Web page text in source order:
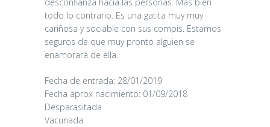
todo lo contrario. Es una gatita muy muy
cariñosa y sociable con sus compis. Estamos
seguros de que muy pronto alguien se
enamorará de ella.
Fecha de entrada: 28/01/2019
Fecha aprox nacimiento: 01/09/2018
Desparasitada
Vacunada